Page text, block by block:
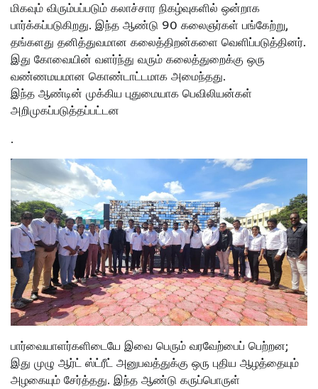
மிகவும் விரும்பப்படும் கலாச்சார நிகழ்வுகளில் ஒன்றாக
பார்க்கப்படுகிறது. இந்த ஆண்டு 90 கலைஞர்கள் பங்கேற்று,
தங்களது தனித்துவமான கலைத்திறன்களை வெளிப்படுத்தினர்.
இது கோவையின் வளர்ந்து வரும் கலைத்துறைக்கு ஒரு
வண்ணமயமான கொண்டாட்டமாக அமைந்தது.
இந்த ஆண்டின் முக்கிய புதுமையாக பெவிலியன்கள்
அறிமுகப்படுத்தப்பட்டன
.
பார்வையாளர்களிடையே இவை பெரும் வரவேற்பைப் பெற்றன;
இது முழு ஆர்ட் ஸ்ட்ரீட் அனுபவத்துக்கு ஒரு புதிய ஆழத்தையும்
அழகையும் சேர்த்தது. இந்த ஆண்டு கருப்பொருள்